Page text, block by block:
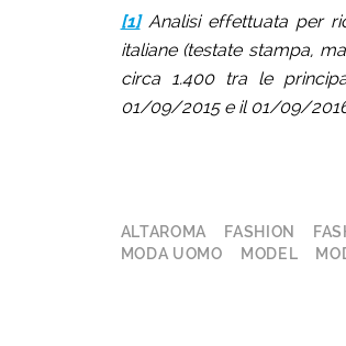
[1] Analisi effettuata per
italiane (testate stampa,
circa 1.400 tra le
01/09/2015 e il 01/09/
ALTAROMA FASHION
MODA UOMO
MODEL